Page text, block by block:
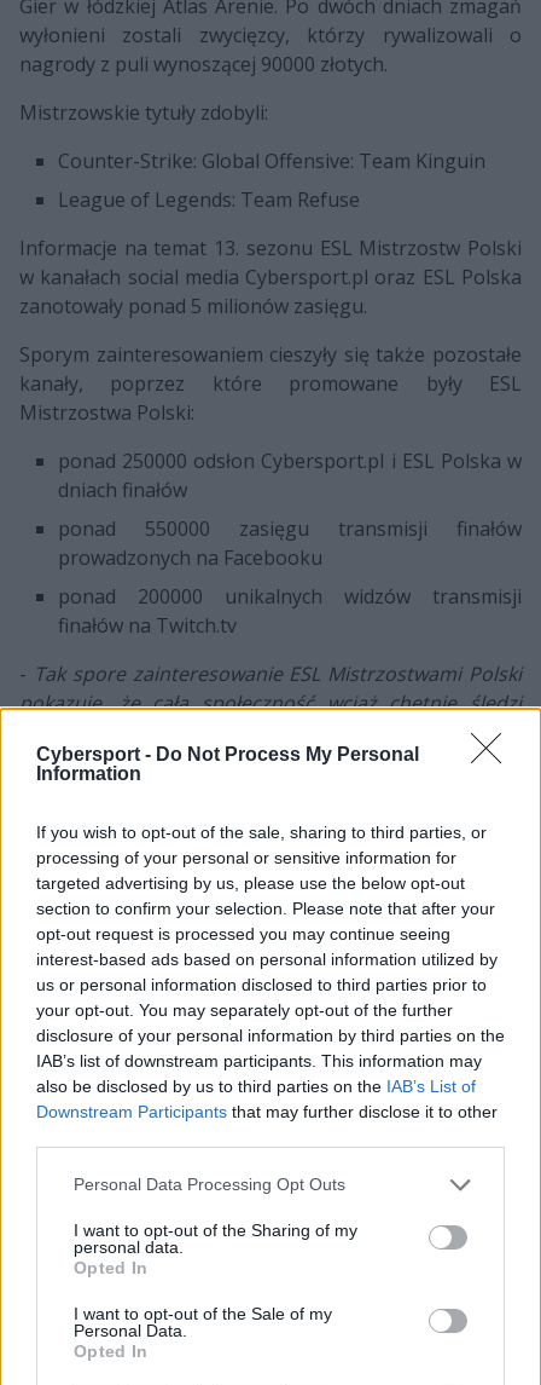
Cybersport - Do Not Process My Personal
Information
If you wish to opt-out of the sale, sharing to third parties, or
processing of your personal or sensitive information for
targeted advertising by us, please use the below opt-out
section to confirm your selection. Please note that after your
opt-out request is processed you may continue seeing
interest-based ads based on personal information utilized by
us or personal information disclosed to third parties prior to
your opt-out. You may separately opt-out of the further
disclosure of your personal information by third parties on the
IAB’s list of downstream participants. This information may
also be disclosed by us to third parties on the IAB’s List of
Downstream Participants that may further disclose it to other
Personal Data Processing Opt Outs
I want to opt-out of the Sharing of my
personal data.
Opted In
I want to opt-out of the Sale of my
Personal Data.
Opted In
Gier w łódzkiej Atlas Arenie. Po dwóch dniach zmagań
wyłonieni zostali zwycięzcy, którzy rywalizowali o
nagrody z puli wynoszącej 90000 złotych.
Mistrzowskie tytuły zdobyli:
Counter-Strike: Global Offensive: Team Kinguin
League of Legends: Team Refuse
Informacje na temat 13. sezonu ESL Mistrzostw Polski
w kanałach social media Cybersport.pl oraz ESL Polska
zanotowały ponad 5 milionów zasięgu.
Sporym zainteresowaniem cieszyły się także pozostałe
kanały, poprzez które promowane były ESL
Mistrzostwa Polski:
ponad 250000 odsłon Cybersport.pl i ESL Polska w
dniach finałów
ponad 550000 zasięgu transmisji finałów
prowadzonych na Facebooku
ponad 200000 unikalnych widzów transmisji
finałów na Twitch.tv
- Tak spore zainteresowanie ESL Mistrzostwami Polski
pokazuje, że cała społeczność wciąż chętnie śledzi
– mówi Rafał Pikiewicz, dyrektor
zarządzający w Turtle Entertainment Polska Sp. z o. o. –
Finały w Łodzi odwiedziło mnóstwo fanów Counter-
Strike: Global Offensive i League of Legends, wśród
których byli także uczniowie klas e-sportowych z
Kędzierzyna-Koźla, Piekar Śląskich oraz Kutna. Z bliska
mogli zobaczyć w akcji czołowych graczy polskiego e-
sportu.